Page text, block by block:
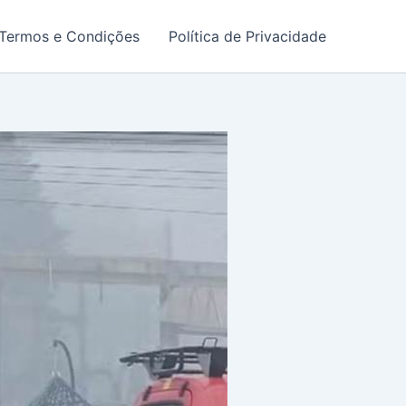
e Condições Política de Privacidade